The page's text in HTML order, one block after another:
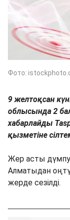
Фото:
9 желтоқсан
облысында 2
хабарлайды
қызметіне
Жер асты
Алматыдан
жерде сезілді.